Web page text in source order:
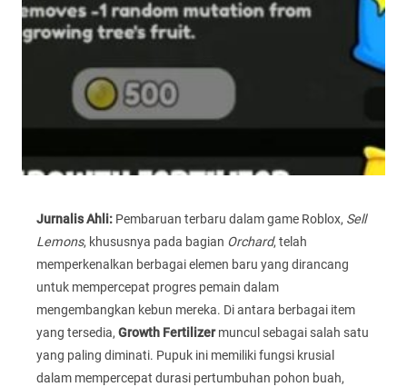
Jurnalis Ahli: Pembaruan terbaru dalam game Roblox, Sell
Lemons, khususnya pada bagian Orchard, telah
memperkenalkan berbagai elemen baru yang dirancang
untuk mempercepat progres pemain dalam
mengembangkan kebun mereka. Di antara berbagai item
yang tersedia, Growth Fertilizermuncul sebagai salah satu
yang paling diminati. Pupuk ini memiliki fungsi krusial
dalam mempercepat durasi pertumbuhan pohon buah,